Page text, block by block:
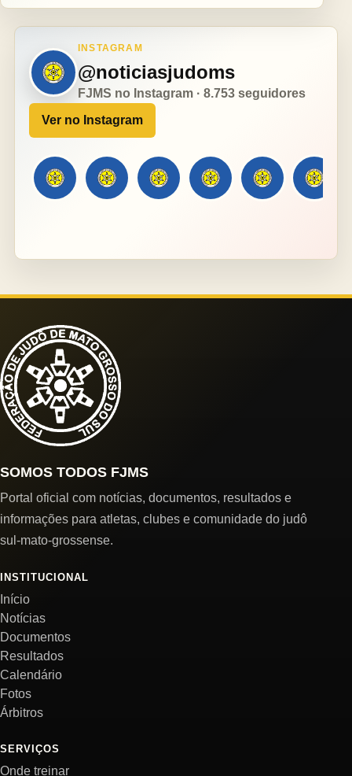
INSTAGRAM
@noticiasjudoms
FJMS no Instagram · 8.753 seguidores
Ver no Instagram
SOMOS TODOS FJMS
Portal oficial com notícias, documentos, resultados e
informações para atletas, clubes e comunidade do judô
sul-mato-grossense.
INSTITUCIONAL
Início
Notícias
Documentos
Resultados
Calendário
Fotos
Árbitros
SERVIÇOS
Onde treinar